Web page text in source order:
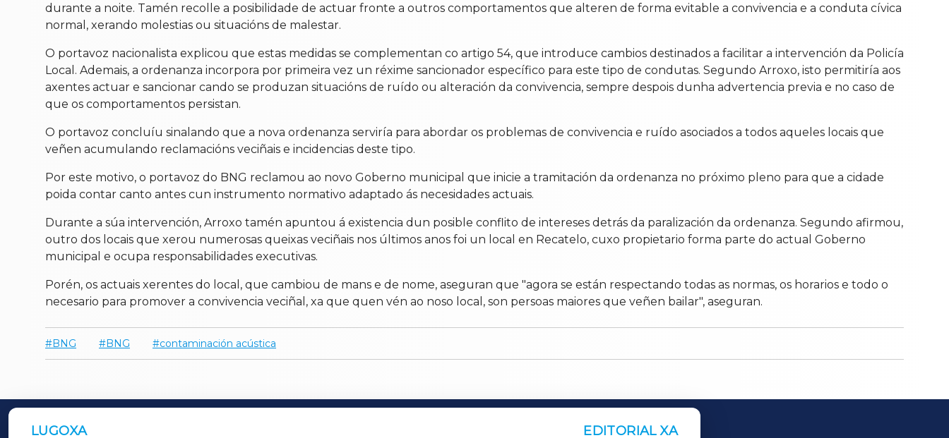
durante a noite. Tamén recolle a posibilidade de actuar fronte a outros comportamentos que alteren de forma evitable a convivencia e a conduta cívica
normal, xerando molestias ou situacións de malestar.
O portavoz nacionalista explicou que estas medidas se complementan co artigo 54, que introduce cambios destinados a facilitar a intervención da Policía
Local. Ademais, a ordenanza incorpora por primeira vez un réxime sancionador específico para este tipo de condutas. Segundo Arroxo, isto permitiría aos
axentes actuar e sancionar cando se produzan situacións de ruído ou alteración da convivencia, sempre despois dunha advertencia previa e no caso de
que os comportamentos persistan.
O portavoz concluíu sinalando que a nova ordenanza serviría para abordar os problemas de convivencia e ruído asociados a todos aqueles locais que
veñen acumulando reclamacións veciñais e incidencias deste tipo.
Por este motivo, o portavoz do BNG reclamou ao novo Goberno municipal que inicie a tramitación da ordenanza no próximo pleno para que a cidade
poida contar canto antes cun instrumento normativo adaptado ás necesidades actuais.
Durante a súa intervención, Arroxo tamén apuntou á existencia dun posible conflito de intereses detrás da paralización da ordenanza. Segundo afirmou,
outro dos locais que xerou numerosas queixas veciñais nos últimos anos foi un local en Recatelo, cuxo propietario forma parte do actual Goberno
municipal e ocupa responsabilidades executivas.
Porén, os actuais xerentes do local, que cambiou de mans e de nome, aseguran que "agora se están respectando todas as normas, os horarios e todo o
necesario para promover a convivencia veciñal, xa que quen vén ao noso local, son persoas maiores que veñen bailar", aseguran.
BNG BNG contaminación acústica
LUGOXA EDITORIAL XA
OUTROS PERIÓDICOS